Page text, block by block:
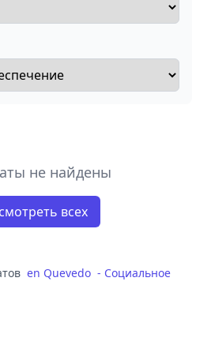
не найдены
всех
en Quevedo - Социальное